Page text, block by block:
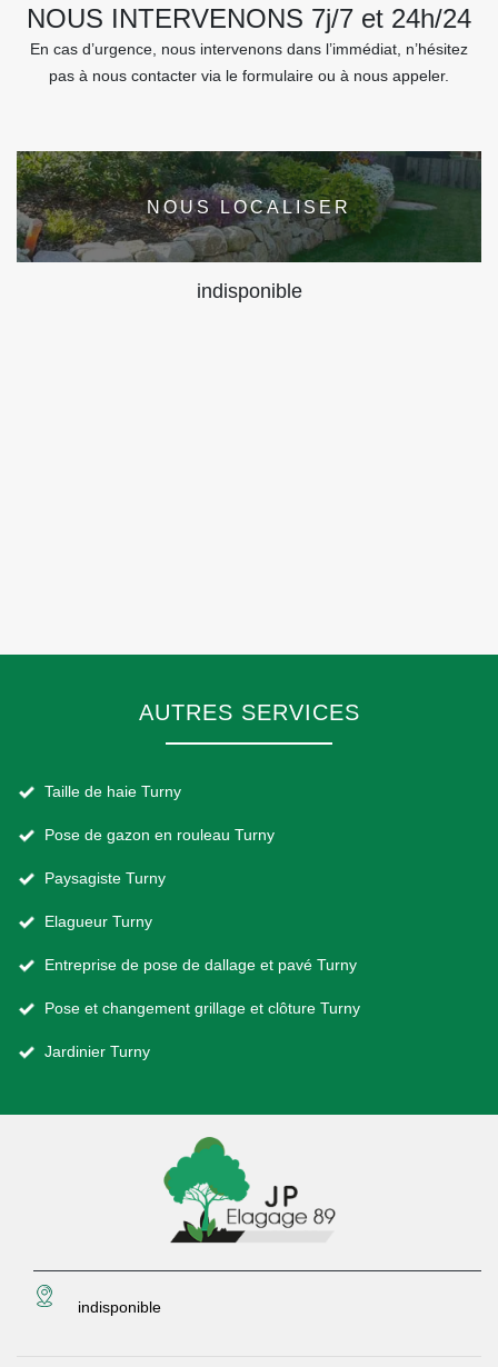
NOUS INTERVENONS 7j/7 et 24h/24
En cas d’urgence, nous intervenons dans l’immédiat, n’hésitez
pas à nous contacter via le formulaire ou à nous appeler.
NOUS LOCALISER
indisponible
AUTRES SERVICES
Taille de haie Turny
Pose de gazon en rouleau Turny
Paysagiste Turny
Elagueur Turny
Entreprise de pose de dallage et pavé Turny
Pose et changement grillage et clôture Turny
Jardinier Turny
indisponible